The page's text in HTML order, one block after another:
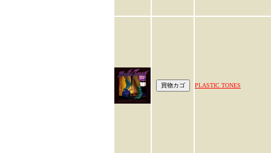
PLASTIC TONES